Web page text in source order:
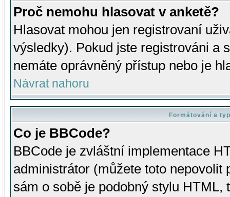
Proč nemohu hlasovat v anketě?
Hlasovat mohou jen registrovaní
výsledky). Pokud jste registrováni a
nemáte oprávněný přístup nebo je
Návrat nahoru
Formátování a
Co je BBCode?
BBCode je zvláštní implementace
administrátor (můžete toto
sám o sobě je podobný stylu HTML,